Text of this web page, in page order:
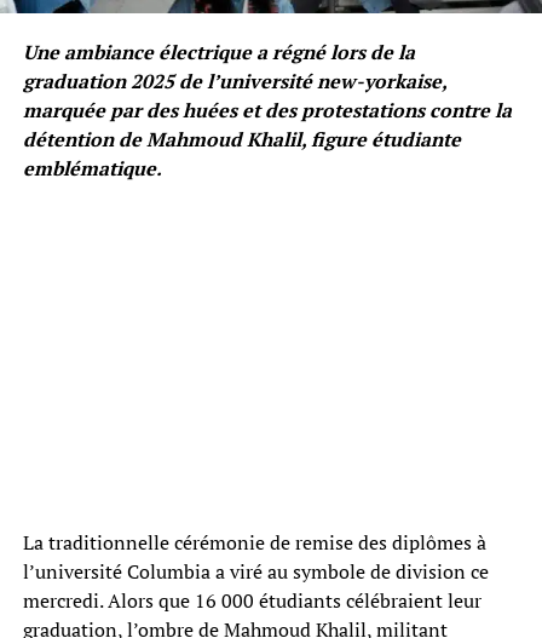
Une ambiance électrique a régné lors de la
graduation 2025 de l’université new-yorkaise,
marquée par des huées et des protestations contre la
détention de Mahmoud Khalil, figure étudiante
emblématique.
La traditionnelle cérémonie de remise des diplômes à
l’université Columbia a viré au symbole de division ce
mercredi. Alors que 16 000 étudiants célébraient leur
graduation, l’ombre de Mahmoud Khalil, militant